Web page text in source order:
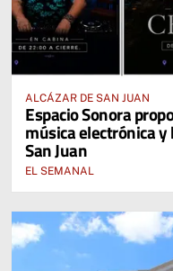
ALCÁZAR DE SAN JUAN
Espacio Sonora
música electrónica y
San Juan
EL SEMANAL